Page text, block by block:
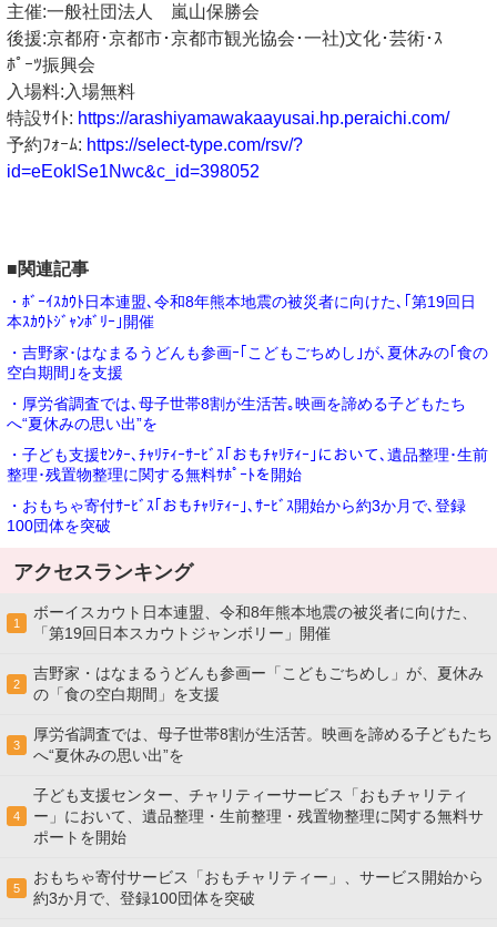
主催:一般社団法人 嵐山保勝会
後援:京都府･京都市･京都市観光協会･一社)文化･芸術･ｽ
ﾎﾟｰﾂ振興会
入場料:入場無料
特設ｻｲﾄ: https://arashiyamawakaayusai.hp.peraichi.com/
予約ﾌｫｰﾑ: https://select-type.com/rsv/?
id=eEoklSe1Nwc&c_id=398052
■関連記事
・ﾎﾞｰｲｽｶｳﾄ日本連盟､令和8年熊本地震の被災者に向けた､｢第19回日
本ｽｶｳﾄｼﾞｬﾝﾎﾞﾘｰ｣開催
・吉野家･はなまるうどんも参画ｰ｢こどもごちめし｣が､夏休みの｢食の
空白期間｣を支援
・厚労省調査では､母子世帯8割が生活苦｡映画を諦める子どもたち
へ“夏休みの思い出”を
・子ども支援ｾﾝﾀｰ､ﾁｬﾘﾃｨｰｻｰﾋﾞｽ｢おもﾁｬﾘﾃｨｰ｣において､遺品整理･生前
整理･残置物整理に関する無料ｻﾎﾟｰﾄを開始
・おもちゃ寄付ｻｰﾋﾞｽ｢おもﾁｬﾘﾃｨｰ｣､ｻｰﾋﾞｽ開始から約3か月で､登録
100団体を突破
アクセスランキング
1
ボーイスカウト日本連盟、令和8年熊本地震の被災者に向けた、
「第19回日本スカウトジャンボリー」開催
2
吉野家・はなまるうどんも参画ー「こどもごちめし」が、夏休み
の「食の空白期間」を支援
3
厚労省調査では、母子世帯8割が生活苦。映画を諦める子どもたち
へ“夏休みの思い出”を
4
子ども支援センター、チャリティーサービス「おもチャリティ
ー」において、遺品整理・生前整理・残置物整理に関する無料サ
ポートを開始
5
おもちゃ寄付サービス「おもチャリティー」、サービス開始から
約3か月で、登録100団体を突破